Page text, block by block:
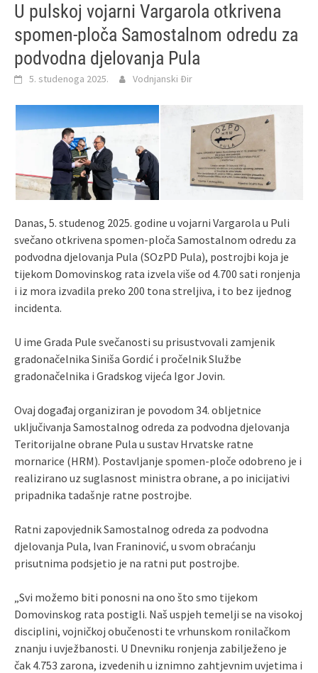
U pulskoj vojarni Vargarola otkrivena
spomen-ploča Samostalnom odredu za
podvodna djelovanja Pula
5. studenoga 2025. Vodnjanski Đir
Danas, 5. studenog 2025. godine u vojarni Vargarola u Puli
svečano otkrivena spomen-ploča Samostalnom odredu za
podvodna djelovanja Pula (SOzPD Pula), postrojbi koja je
tijekom Domovinskog rata izvela više od 4.700 sati ronjenja
i iz mora izvadila preko 200 tona streljiva, i to bez ijednog
incidenta.
U ime Grada Pule svečanosti su prisustvovali zamjenik
gradonačelnika Siniša Gordić i pročelnik Službe
gradonačelnika i Gradskog vijeća Igor Jovin.
Ovaj događaj organiziran je povodom 34. obljetnice
uključivanja Samostalnog odreda za podvodna djelovanja
Teritorijalne obrane Pula u sustav Hrvatske ratne
mornarice (HRM). Postavljanje spomen-ploče odobreno je i
realizirano uz suglasnost ministra obrane, a po inicijativi
pripadnika tadašnje ratne postrojbe.
Ratni zapovjednik Samostalnog odreda za podvodna
djelovanja Pula, Ivan Franinović, u svom obraćanju
prisutnima podsjetio je na ratni put postrojbe.
„Svi možemo biti ponosni na ono što smo tijekom
Domovinskog rata postigli. Naš uspjeh temelji se na visokoj
disciplini, vojničkoj obučenosti te vrhunskom ronilačkom
znanju i uvježbanosti. U Dnevniku ronjenja zabilježeno je
čak 4.753 zarona, izvedenih u iznimno zahtjevnim uvjetima i